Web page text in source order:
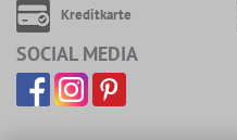
Kreditkarte
SOCIAL MEDIA